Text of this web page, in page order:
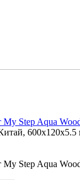
My Step Aqua
My Step Aqua